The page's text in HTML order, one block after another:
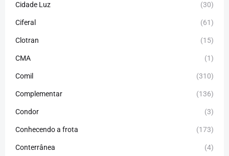
Cidade Luz (30)
Ciferal (61)
Clotran (15)
CMA (1)
Comil (310)
Complementar (136)
Condor (3)
Conhecendo a frota (173)
Conterrânea (4)